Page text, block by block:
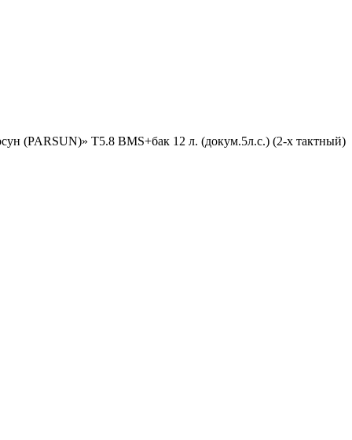
(PARSUN)» T5.8 BMS+бак 12 л. (докум.5л.с.) (2-х тактный)